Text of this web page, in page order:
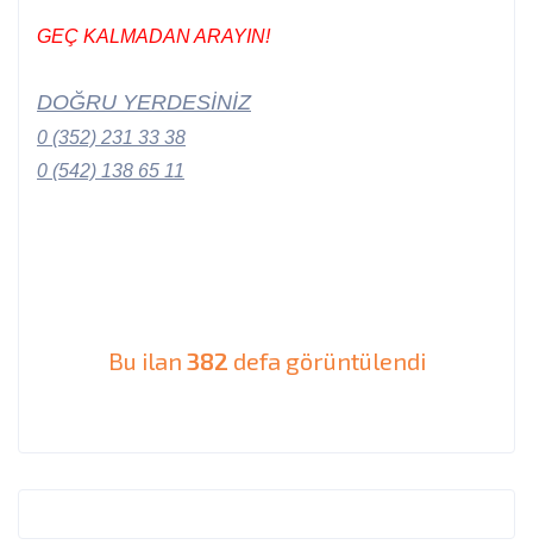
GEÇ KALMADAN ARAYIN!
DOĞRU YERDESİNİZ
0 (352) 231 33 38
0 (542) 138 65 11
Bu ilan 382 defa görüntülendi